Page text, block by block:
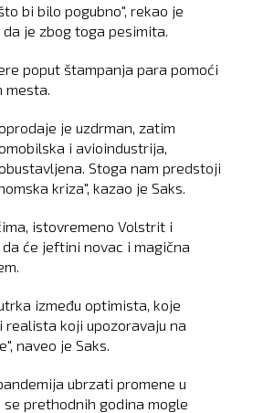
bi bilo pogubno", rekao je
je zbog toga pesimita.
poput štampanja para pomoći
mesta.
je uzdrman, zatim
i avioindustrija,
Stoga nam predstoji
kriza", kazao je Saks.
istovremeno Volstrit i
će jeftini novac i magična
između optimista, koje
realista koji upozoravaju na
naveo je Saks.
ubrzati promene u
prethodnih godina mogle